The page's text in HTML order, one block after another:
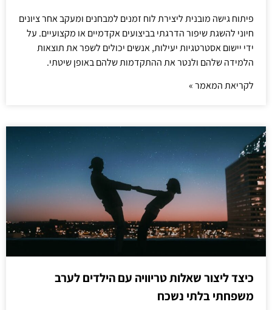
פיתוח גישה מובנית ליצירת לוח זמנים למבחנים ומעקב אחר ציונים
חיוני להשגת שיפור הדרגתי בביצועים אקדמיים או מקצועיים. על
ידי יישום אסטרטגיות יעילות, אנשים יכולים לשפר את תוצאות
הלמידה שלהם ולנטר את ההתקדמות שלהם באופן שיטתי.
לקריאת המאמר »
כיצד ליצור שאלות טריוויה עם הילדים לערב
משפחתי בלתי נשכח